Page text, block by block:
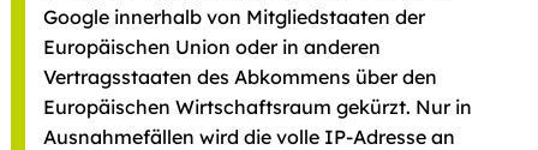
Google innerhalb von Mitgliedstaaten der
Europäischen Union oder in anderen
Vertragsstaaten des Abkommens über den
Europäischen Wirtschaftsraum gekürzt. Nur in
Ausnahmefällen wird die volle IP-Adresse an